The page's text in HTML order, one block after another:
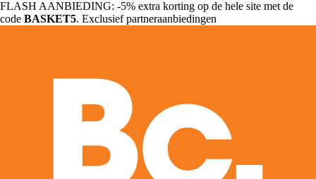
FLASH AANBIEDING: -5% extra korting op de hele site met de
code BASKET5. Exclusief partneraanbiedingen